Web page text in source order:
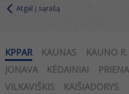
Atgal į sąrašą
KPPAR KAUNAS KAUNO R.
JONAVA
KĖDAINIAI
VILKAVIŠKIS
KAIŠIADORYS